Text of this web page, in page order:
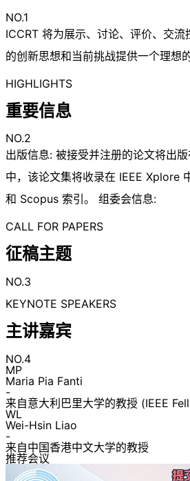
NO.1
ICCRT 将为展示、讨论、评价、交
的创新思想和当前挑战提供一个理想的
HIGHLIGHTS
重要信息
NO.2
出版信息: 被接受并注册的论文将出
中，该论文集将收录在 IEEE Xplore
和 Scopus 索引。 组委会信息:
CALL FOR PAPERS
征稿主题
NO.3
KEYNOTE SPEAKERS
主讲嘉宾
NO.4
MP
Maria Pia Fanti
-
来自意大利巴里大学的教授 (IEEE
WL
Wei-Hsin Liao
-
来自中国香港中文大学的教授
推荐会议